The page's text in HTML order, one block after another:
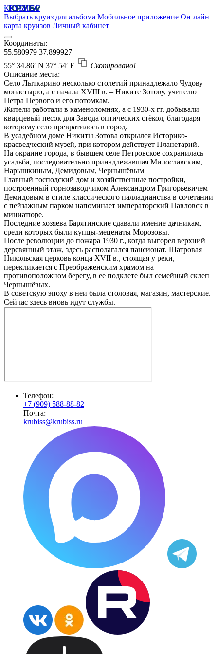
КРУБИСС
Выбрать круиз для альбома Мобильное приложение Он-лайн
карта круизов Личный кабинет
Координаты:
55.580979 37.899927
55° 34.86′ N 37° 54′ E
Скопировано!
Описание места:
Село Лыткарино несколько столетий принадлежало Чудову
монастырю, а с начала XVIII в. – Никите Зотову, учителю
Петра Первого и его потомкам.
Жители работали в каменоломнях, а с 1930-х гг. добывали
кварцевый песок для Завода оптических стёкол, благодаря
которому село превратилось в город.
В усадебном доме Никиты Зотова открылся Историко-
краеведческий музей, при котором действует Планетарий.
На окраине города, в бывшем селе Петровское сохранилась
усадьба, последовательно принадлежавшая Милославским,
Нарышкиным, Демидовым, Чернышёвым.
Главный господский дом и хозяйственные постройки,
построенный горнозаводчиком Александром Григорьевичем
Демидовым в стиле классического палладианства в сочетании
с пейзажным парком напоминает императорский Павловск в
миниатюре.
Последние хозяева Барятинские сдавали имение дачникам,
среди которых были купцы-меценаты Морозовы.
После революции до пожара 1930 г., когда выгорел верхний
деревянный этаж, здесь располагался пансионат. Шатровая
Никольская церковь конца XVII в., стоящая у реки,
перекликается с Преображенским храмом на
противоположном берегу, в ее подклете был семейный склеп
Чернышёвых.
В советскую эпоху в ней была столовая, магазин, мастерские.
Сейчас здесь вновь идут службы.
Телефон:
+7 (909) 588-88-82
Почта:
krubiss@krubiss.ru